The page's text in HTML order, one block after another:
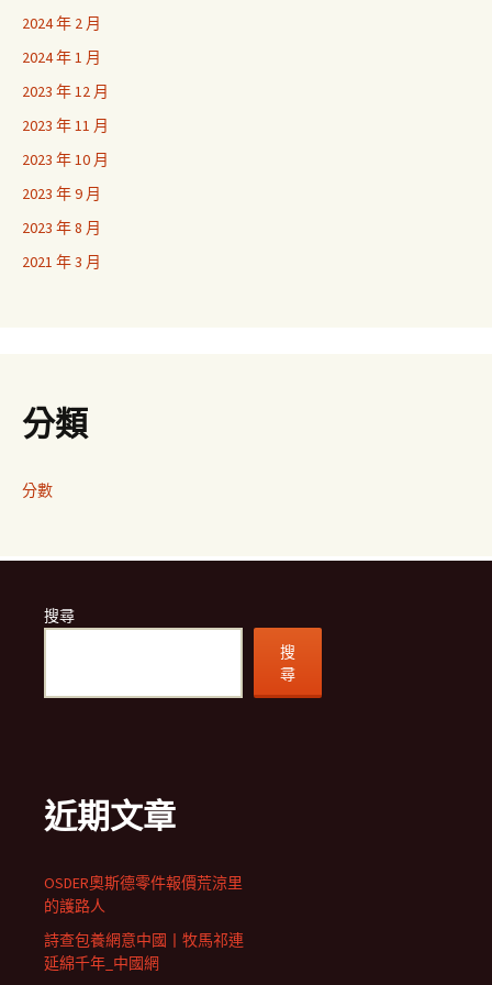
2024 年 2 月
2024 年 1 月
2023 年 12 月
2023 年 11 月
2023 年 10 月
2023 年 9 月
2023 年 8 月
2021 年 3 月
分類
分數
搜尋
搜
尋
近期文章
OSDER奧斯德零件報價荒涼里
的護路人
詩查包養網意中國丨牧馬祁連
延綿千年_中國網